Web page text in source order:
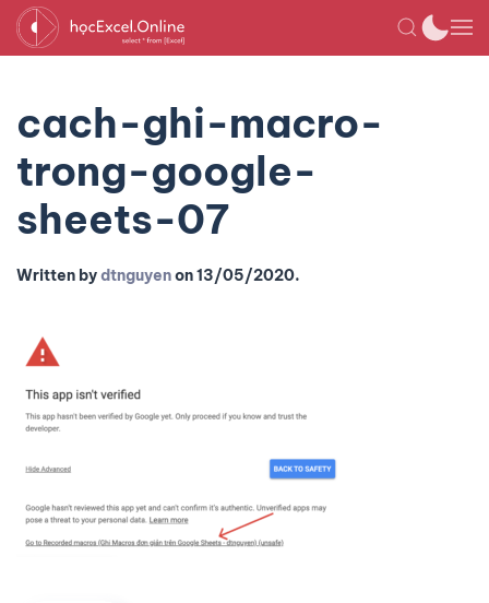
cach-ghi-macro-
trong-google-
sheets-07
Written bydtnguyenon13/05/2020.